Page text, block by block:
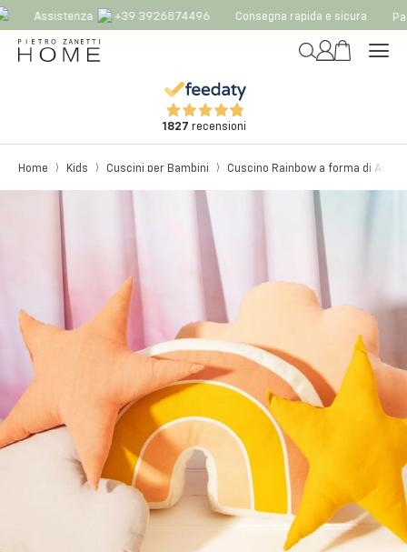
Assistenza +39 3926874496 Consegna rapida e sicura
1827 recensioni
Home Kids Cuscini per Bambini Cuscino Rainbow a forma di